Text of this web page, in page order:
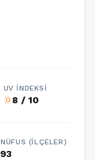
UV İNDEKSI
wb_sunny8 / 10
(İLÇELER)